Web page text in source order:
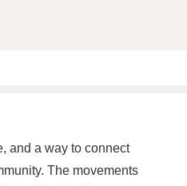
and a way to connect
The movements